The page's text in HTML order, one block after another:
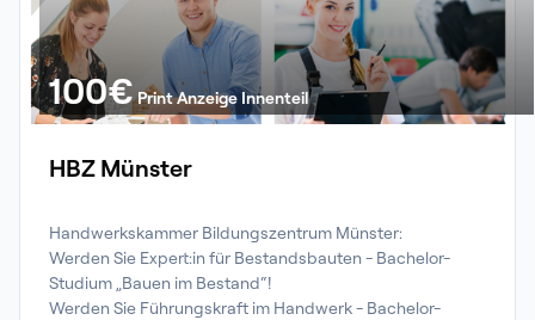
100€Print Anzeige Innenteil
HBZ Münster
Handwerkskammer Bildungszentrum Münster:
Werden Sie Expert:in für Bestandsbauten - Bachelor-
Studium „Bauen im Bestand“!
Werden Sie Führungskraft im Handwerk - Bachelor-